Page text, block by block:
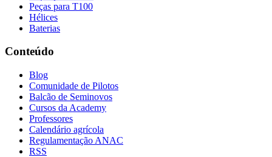
Peças para T100
Hélices
Baterias
Conteúdo
Blog
Comunidade de Pilotos
Balcão de Seminovos
Cursos da Academy
Professores
Calendário agrícola
Regulamentação ANAC
RSS